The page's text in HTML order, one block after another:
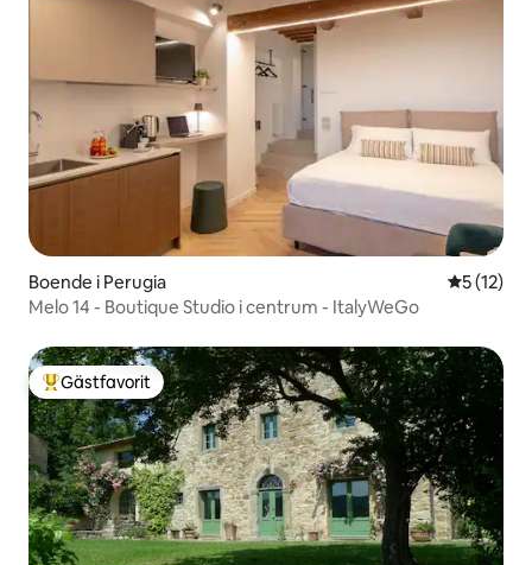
Boende i Perugia 5 av 5 i
5 (12)
Melo 14 - Boutique Studio i centrum - ItalyWeGo
Populär gästfavorit
Gästfavorit